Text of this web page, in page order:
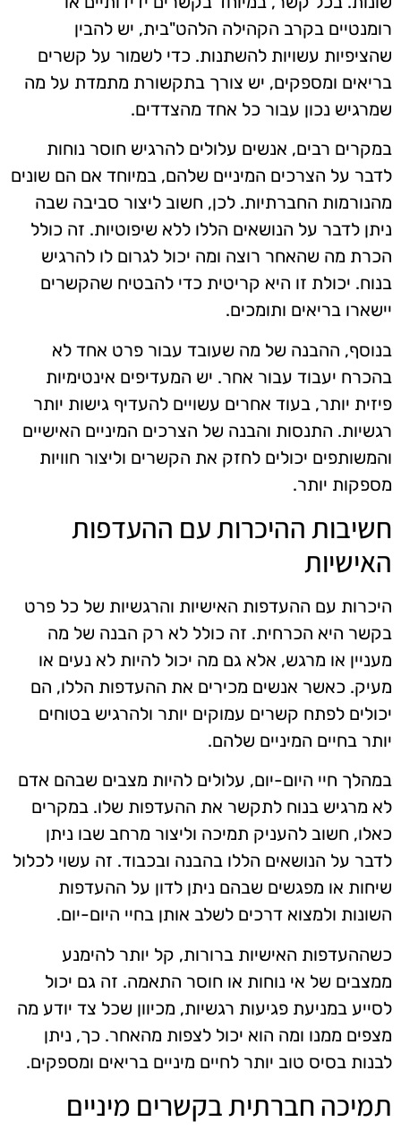
רומנטיים בקרב הקהילה הלהט"בית, יש להבין
שהציפיות עשויות להשתנות. כדי לשמור על קשרים
בריאים ומספקים, יש צורך בתקשורת מתמדת על מה
שמרגיש נכון עבור כל אחד מהצדדים.
במקרים רבים, אנשים עלולים להרגיש חוסר נוחות
לדבר על הצרכים המיניים שלהם, במיוחד אם הם שונים
מהנורמות החברתיות. לכן, חשוב ליצור סביבה שבה
ניתן לדבר על הנושאים הללו ללא שיפוטיות. זה כולל
הכרת מה שהאחר רוצה ומה יכול לגרום לו להרגיש
בנוח. יכולת זו היא קריטית כדי להבטיח שהקשרים
יישארו בריאים ותומכים.
בנוסף, ההבנה של מה שעובד עבור פרט אחד לא
בהכרח יעבוד עבור אחר. יש המעדיפים אינטימיות
פיזית יותר, בעוד אחרים עשויים להעדיף גישות יותר
רגשיות. התנסות והבנה של הצרכים המיניים האישיים
והמשותפים יכולים לחזק את הקשרים וליצור חוויות
מספקות יותר.
חשיבות ההיכרות עם ההעדפות
האישיות
היכרות עם ההעדפות האישיות והרגשיות של כל פרט
בקשר היא הכרחית. זה כולל לא רק הבנה של מה
מעניין או מרגש, אלא גם מה יכול להיות לא נעים או
מעיק. כאשר אנשים מכירים את ההעדפות הללו, הם
יכולים לפתח קשרים עמוקים יותר ולהרגיש בטוחים
יותר בחיים המיניים שלהם.
במהלך חיי היום-יום, עלולים להיות מצבים שבהם אדם
לא מרגיש בנוח לתקשר את ההעדפות שלו. במקרים
כאלו, חשוב להעניק תמיכה וליצור מרחב שבו ניתן
לדבר על הנושאים הללו בהבנה ובכבוד. זה עשוי לכלול
שיחות או מפגשים שבהם ניתן לדון על ההעדפות
השונות ולמצוא דרכים לשלב אותן בחיי היום-יום.
כשההעדפות האישיות ברורות, קל יותר להימנע
ממצבים של אי נוחות או חוסר התאמה. זה גם יכול
לסייע במניעת פגיעות רגשיות, מכיוון שכל צד יודע מה
מצפים ממנו ומה הוא יכול לצפות מהאחר. כך, ניתן
לבנות בסיס טוב יותר לחיים מיניים בריאים ומספקים.
תמיכה חברתית בקשרים מיניים